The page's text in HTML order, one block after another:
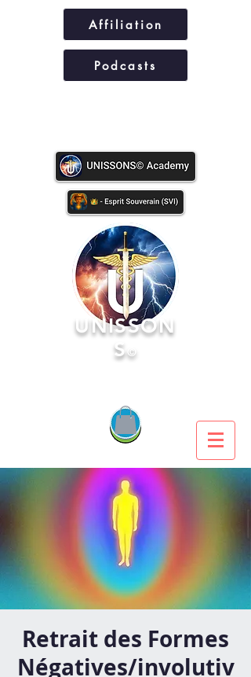
Affiliation
Podcasts
UNISSON
S©
Retrait des Formes
Négatives/involutiv